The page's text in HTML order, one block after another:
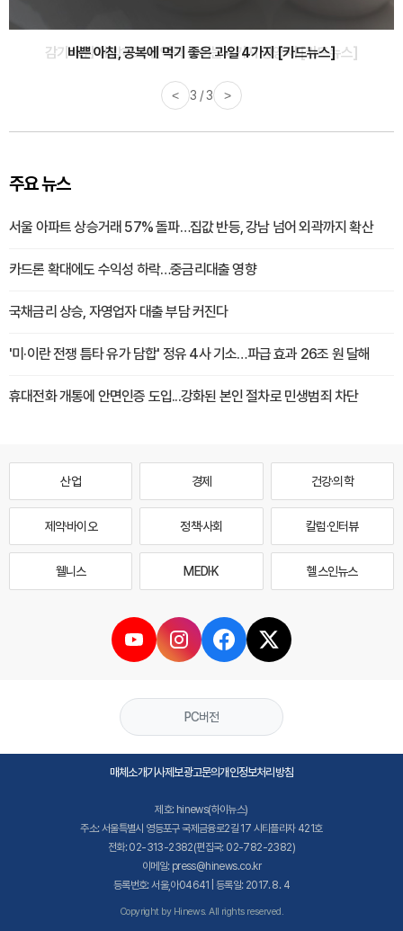
바쁜 아침, 공복에 먹기 좋은 과일 4가지 [카드뉴스]
< 1 / 3 >
주요 뉴스
서울 아파트 상승거래 57% 돌파…집값 반등, 강남 넘어 외곽까지 확산
카드론 확대에도 수익성 하락…중금리대출 영향
국채금리 상승, 자영업자 대출 부담 커진다
'미·이란 전쟁 틈타 유가 담합' 정유 4사 기소…파급 효과 26조 원 달해
휴대전화 개통에 안면인증 도입...강화된 본인 절차로 민생범죄 차단
산업 경제 건강·의학
제약·바이오 정책·사회 칼럼·인터뷰
웰니스 MEDI·K 헬스인뉴스
PC버전
매체소개기사제보광고문의개인정보처리방침
제호: hinews(하이뉴스)
주소: 서울특별시 영등포구 국제금융로2길 17 시티플라자 421호
전화: 02-313-2382(편집국: 02-782-2382)
이메일: press@hinews.co.kr
등록번호: 서울,아04641 | 등록일: 2017. 8. 4
Copyright by Hinews. All rights reserved.